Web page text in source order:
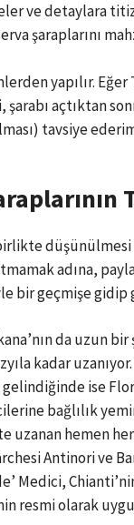
ve detaylara
şaraplarını
yapılır.
açtıktan
tavsiye
adına,
bir geçmişe
da uzun
kadar
ise
bağlılık
hemen
Antinori ve
Medici,
resmi olarak